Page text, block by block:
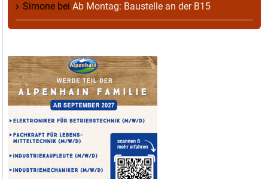
Simone bei Ab Montag: Baustelle an der B15